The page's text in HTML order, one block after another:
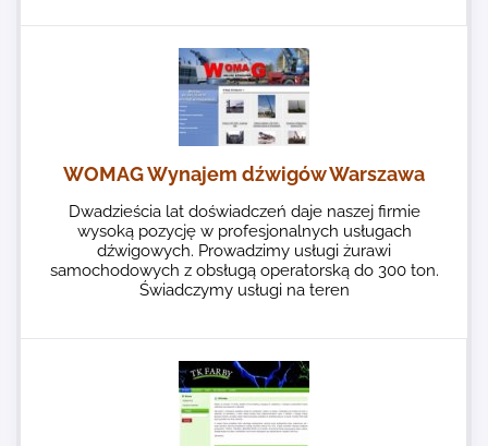
WOMAG Wynajem dźwigów Warszawa
Dwadzieścia lat doświadczeń daje naszej firmie
wysoką pozycję w profesjonalnych usługach
dźwigowych. Prowadzimy usługi żurawi
samochodowych z obsługą operatorską do 300 ton.
Świadczymy usługi na teren